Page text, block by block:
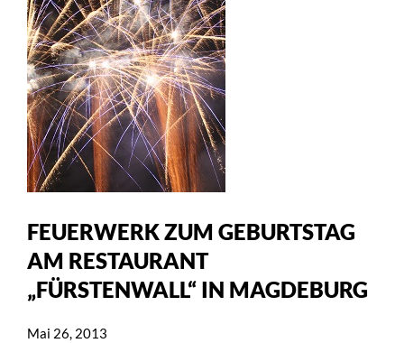
FEUERWERK ZUM GEBURTSTAG
AM RESTAURANT
„FÜRSTENWALL“ IN MAGDEBURG
Mai 26, 2013